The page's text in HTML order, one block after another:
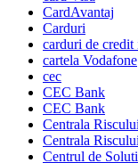
CardAvantaj
Carduri
carduri de credit
cartela Vodafone
cec
CEC Bank
CEC Bank
Centrala
Centrala
Centrul de